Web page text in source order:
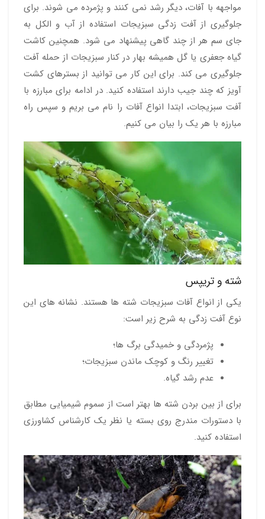
مواجهه با آفات، دیگر رشد نمی کنند و پژمرده می شوند. برای
جلوگیری از آفت زدگی سبزیجات استفاده از آب و الکل به
جای سم هر از چند گاهی پیشنهاد می شود. همچنین کاشت
گیاه جعفری یا گل همیشه بهار در کنار سبزیجات از حمله آفت
جلوگیری می کند. برای این کار می توانید از بسترهای کشت
آویز که چند جیب دارند استفاده کنید. در ادامه برای مبارزه با
آفت سبزیجات، ابتدا انواع آفات را نام می بریم و سپس راه
مبارزه با هر یک را بیان می کنیم.
شته و تریپس
یکی از انواع آفات سبزیجات شته ها هستند. نشانه های این
نوع آفت زدگی به شرح زیر است:
پژمردگی و خمیدگی برگ ها؛
تغییر رنگ و کوچک ماندن سبزیجات؛
عدم رشد گیاه.
برای از بین بردن شته ها بهتر است از سموم شیمیایی مطابق
با دستورات مندرج روی بسته یا نظر یک کارشناس کشاورزی
استفاده کنید.